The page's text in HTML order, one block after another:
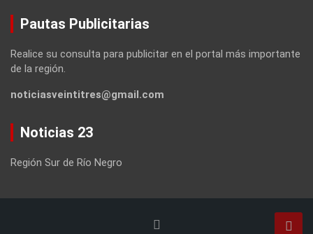
Pautas Publicitarias
Realice su consulta para publicitar en el portal más importante
de la región.
noticiasveintitres@gmail.com
Noticias 23
Región Sur de Río Negro